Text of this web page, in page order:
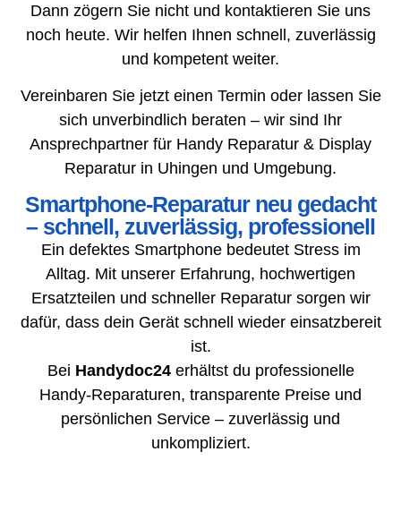
Dann zögern Sie nicht und kontaktieren Sie uns
noch heute. Wir helfen Ihnen schnell, zuverlässig
und kompetent weiter.
Vereinbaren Sie jetzt einen Termin oder lassen Sie
sich unverbindlich beraten – wir sind Ihr
Ansprechpartner für Handy Reparatur & Display
Reparatur in Uhingen und Umgebung.
Smartphone-Reparatur neu gedacht
– schnell, zuverlässig, professionell
Ein defektes Smartphone bedeutet Stress im
Alltag. Mit unserer Erfahrung, hochwertigen
Ersatzteilen und schneller Reparatur sorgen wir
dafür, dass dein Gerät schnell wieder einsatzbereit
ist.
Bei Handydoc24erhältst du professionelle
Handy-Reparaturen, transparente Preise und
persönlichen Service – zuverlässig und
unkompliziert.